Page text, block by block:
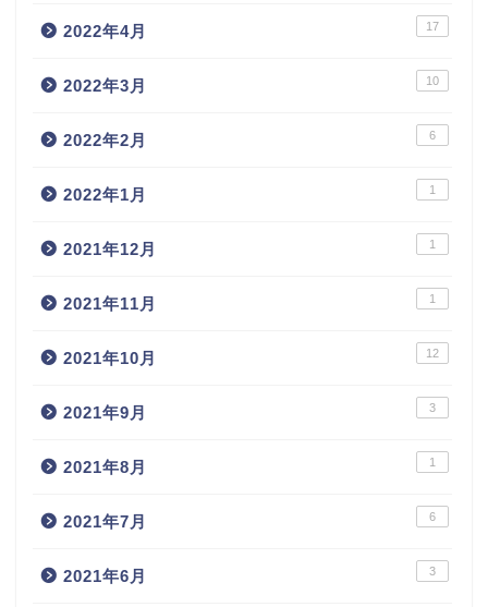
2022年4月 17
2022年3月 10
2022年2月 6
2022年1月 1
2021年12月 1
2021年11月 1
2021年10月 12
2021年9月 3
2021年8月 1
2021年7月 6
2021年6月 3